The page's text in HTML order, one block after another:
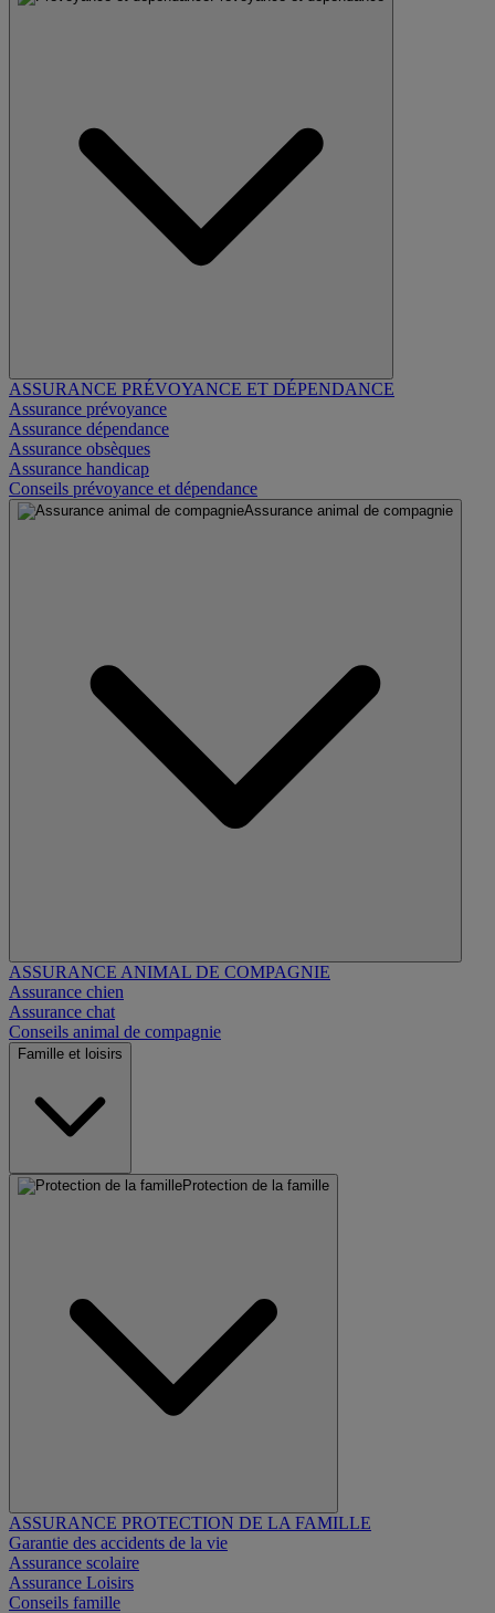
ASSURANCE PRÉVOYANCE ET DÉPENDANCE
Assurance prévoyance
Assurance dépendance
Assurance obsèques
Assurance handicap
Conseils prévoyance et dépendance
Assurance animal de compagnie
ASSURANCE ANIMAL DE COMPAGNIE
Assurance chien
Assurance chat
Conseils animal de compagnie
Famille et loisirs
Protection de la famille
ASSURANCE PROTECTION DE LA FAMILLE
Garantie des accidents de la vie
Assurance scolaire
Assurance Loisirs
Conseils famille